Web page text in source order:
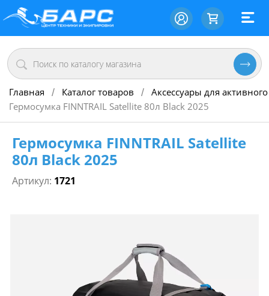
Главная / Каталог товаров / Аксессуары для
Гермосумка FINNTRAIL Satellite 80л Black 2025
Гермосумка FINNTRAIL Satellite
80л Black 2025
Артикул: 1721